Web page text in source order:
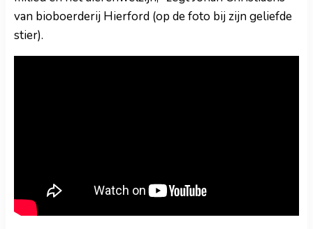
van bioboerderij Hierford (op de foto bij zijn geliefde
stier).